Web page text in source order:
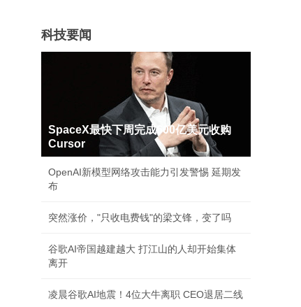
科技要闻
SpaceX最快下周完成600亿美元收购
Cursor
OpenAI新模型网络攻击能力引发警惕 延期发
布
突然涨价，"只收电费钱"的梁文锋，变了吗
谷歌AI帝国越建越大 打江山的人却开始集体
离开
凌晨谷歌AI地震！4位大牛离职 CEO退居二线